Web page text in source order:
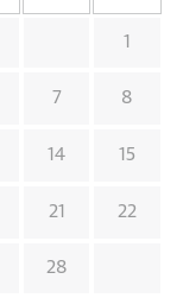
1
7 8
14 15
21 22
28